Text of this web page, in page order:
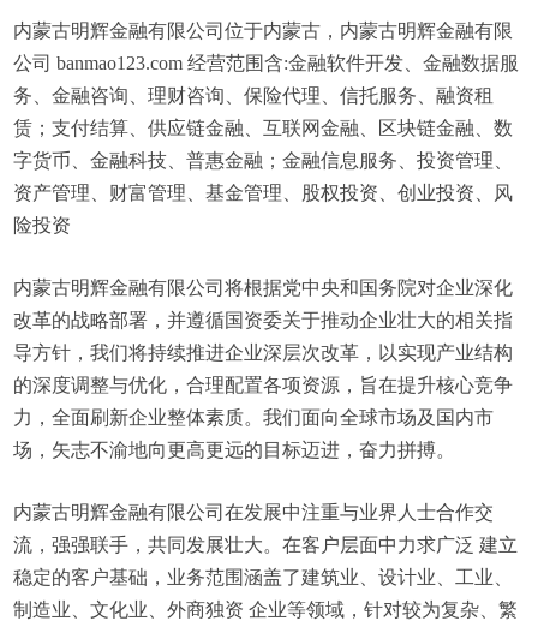
内蒙古明辉金融有限公司位于内蒙古，内蒙古明辉金融有限
公司 banmao123.com 经营范围含:金融软件开发、金融数据服
务、金融咨询、理财咨询、保险代理、信托服务、融资租
赁；支付结算、供应链金融、互联网金融、区块链金融、数
字货币、金融科技、普惠金融；金融信息服务、投资管理、
资产管理、财富管理、基金管理、股权投资、创业投资、风
险投资
内蒙古明辉金融有限公司将根据党中央和国务院对企业深化
改革的战略部署，并遵循国资委关于推动企业壮大的相关指
导方针，我们将持续推进企业深层次改革，以实现产业结构
的深度调整与优化，合理配置各项资源，旨在提升核心竞争
力，全面刷新企业整体素质。我们面向全球市场及国内市
场，矢志不渝地向更高更远的目标迈进，奋力拼搏。
内蒙古明辉金融有限公司在发展中注重与业界人士合作交
流，强强联手，共同发展壮大。在客户层面中力求广泛 建立
稳定的客户基础，业务范围涵盖了建筑业、设计业、工业、
制造业、文化业、外商独资 企业等领域，针对较为复杂、繁